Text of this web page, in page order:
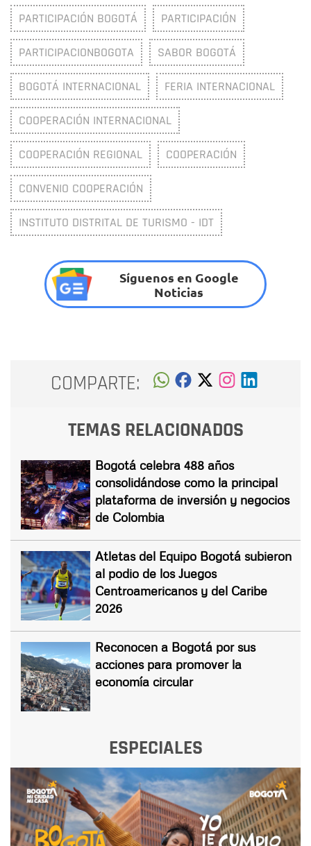
PARTICIPACIÓN BOGOTÁ PARTICIPACIÓN
PARTICIPACIONBOGOTA SABOR BOGOTÁ
BOGOTÁ INTERNACIONAL FERIA INTERNACIONAL
COOPERACIÓN INTERNACIONAL
COOPERACIÓN REGIONAL COOPERACIÓN
CONVENIO COOPERACIÓN
INSTITUTO DISTRITAL DE TURISMO - IDT
Síguenos en Google
Noticias
COMPARTE:
TEMAS RELACIONADOS
Bogotá celebra 488 años
consolidándose como la principal
plataforma de inversión y negocios
de Colombia
Atletas del Equipo Bogotá subieron
al podio de los Juegos
Centroamericanos y del Caribe
2026
Reconocen a Bogotá por sus
acciones para promover la
economía circular
ESPECIALES